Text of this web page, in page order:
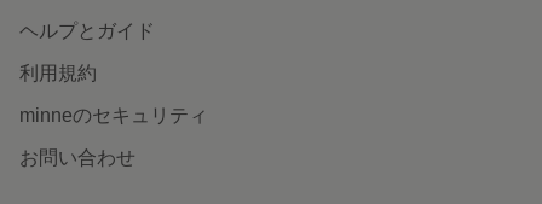
ヘルプとガイド
利用規約
minneのセキュリティ
お問い合わせ